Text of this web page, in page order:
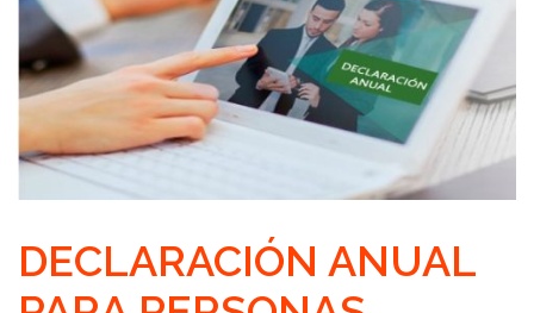
DECLARACIÓN ANUAL